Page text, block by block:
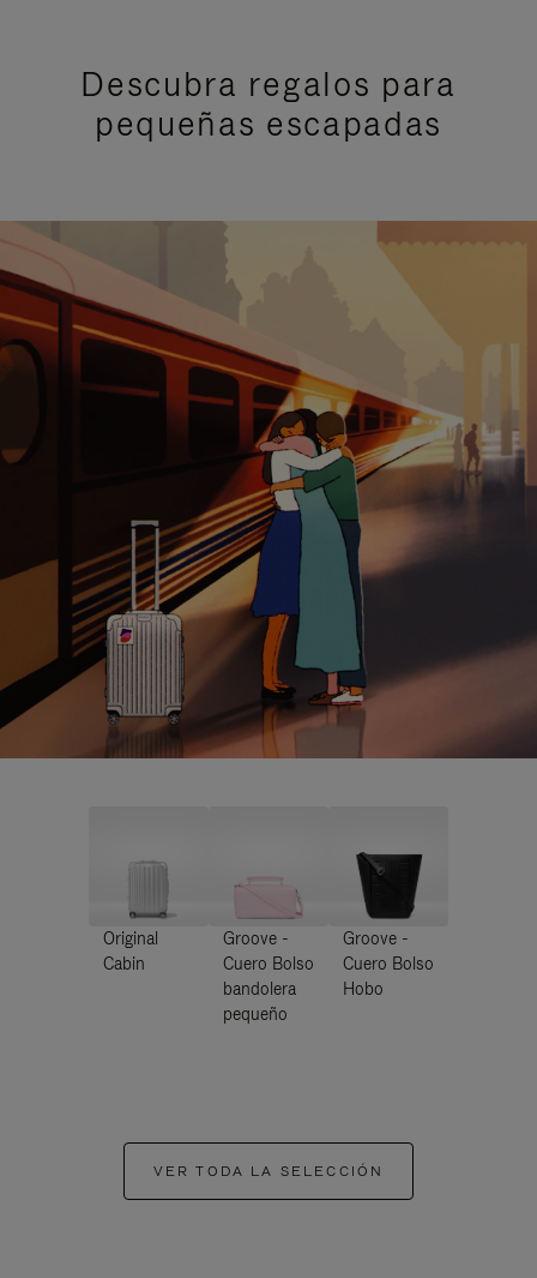
Descubra regalos para
pequeñas escapadas
Original
Cabin
Groove -
Cuero Bolso
bandolera
pequeño
Groove -
Cuero Bolso
Hobo
VER TODA LA SELECCIÓN